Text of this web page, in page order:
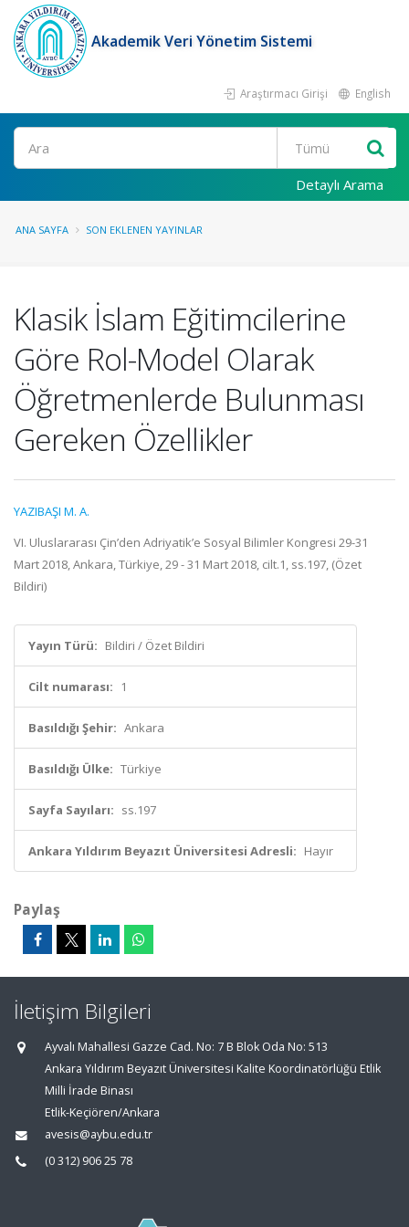
Akademik Veri Yönetim Sistemi
Araştırmacı Girişi English
Ara
Detaylı Arama
ANA SAYFA SON EKLENEN YAYINLAR
Klasik İslam Eğitimcilerine
Göre Rol-Model Olarak
Öğretmenlerde Bulunması
Gereken Özellikler
YAZIBAŞI M. A.
VI. Uluslararası Çin’den Adriyatik’e Sosyal Bilimler Kongresi 29-31
Mart 2018, Ankara, Türkiye, 29 - 31 Mart 2018, cilt.1, ss.197, (Özet
Bildiri)
Yayın Türü: Bildiri / Özet Bildiri
Cilt numarası: 1
Basıldığı Şehir: Ankara
Basıldığı Ülke: Türkiye
Sayfa Sayıları: ss.197
Ankara Yıldırım Beyazıt Üniversitesi Adresli: Hayır
Paylaş
İletişim Bilgileri
Ayvalı Mahallesi Gazze Cad. No: 7 B Blok Oda No: 513
Ankara Yıldırım Beyazıt Üniversitesi Kalite Koordinatörlüğü Etlik
Milli İrade Binası
Etlik-Keçiören/Ankara
avesis@aybu.edu.tr
(0 312) 906 25 78